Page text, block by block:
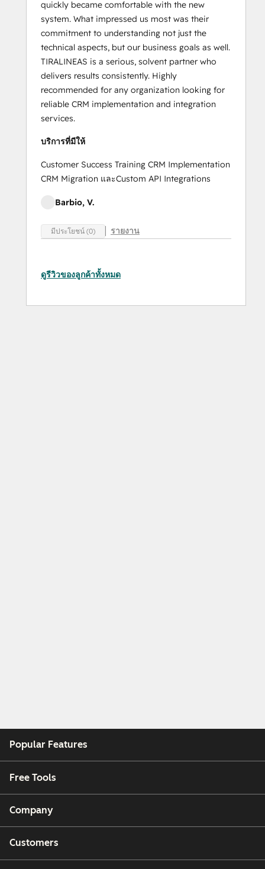
quickly became comfortable with the new
system. What impressed us most was their
commitment to understanding not just the
technical aspects, but our business goals as well.
TIRALINEAS is a serious, solvent partner who
delivers results consistently. Highly
recommended for any organization looking for
reliable CRM implementation and integration
services.
บริการที่มีให้
Customer Success Training CRM Implementation
CRM Migration และCustom API Integrations
Barbio, V.
มีประโยชน์ (0) รายงาน
ดูรีวิวของลูกค้าทั้งหมด
Popular Features
Free Tools
Company
Customers